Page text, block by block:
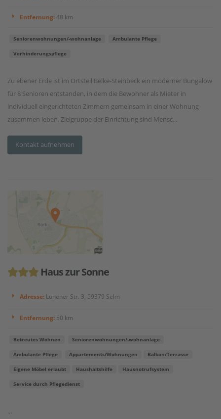
Entfernung:48 km
Seniorenwohnungen/-wohnanlage Ambulante Pflege
Verhinderungspflege
Zu ebener Erde ist im Ortsteil Belke-Steinbeck ein moderner Bungalow
für 8 Senioren entstanden, in dem die Bewohner als Mieter in
individuell eingerichteten Zimmern gemeinsam in einer Wohnung
zusammen leben. Zielgruppe der Einrichtung sind Mensc...
Kontakt aufnehmen
Haus zur Sonne
Adresse: Lünener Str. 3, 59379 Selm
Entfernung: 50 km
Betreutes Wohnen Seniorenwohnungen/-wohnanlage
Ambulante Pflege Appartements/Wohnungen Balkon/Terrasse
Eigene Möbel erlaubt Haushaltshilfe Hausnotrufsystem
Service durch Pflegedienst
...